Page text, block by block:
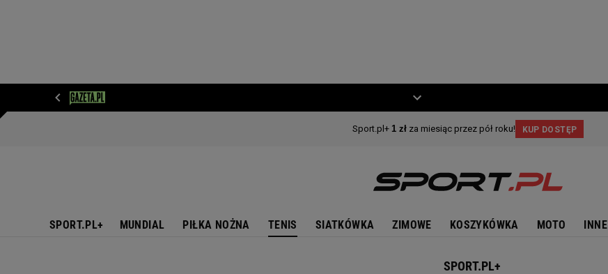
SPORT.PL+ MUNDIAL PIŁKA NOŻNA TENIS SIATKÓWKA ZIMOWE KOSZYKÓWKA MOTO INNE
SPORT.PL+